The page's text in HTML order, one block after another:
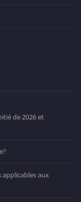
de 2026 et
applicables aux